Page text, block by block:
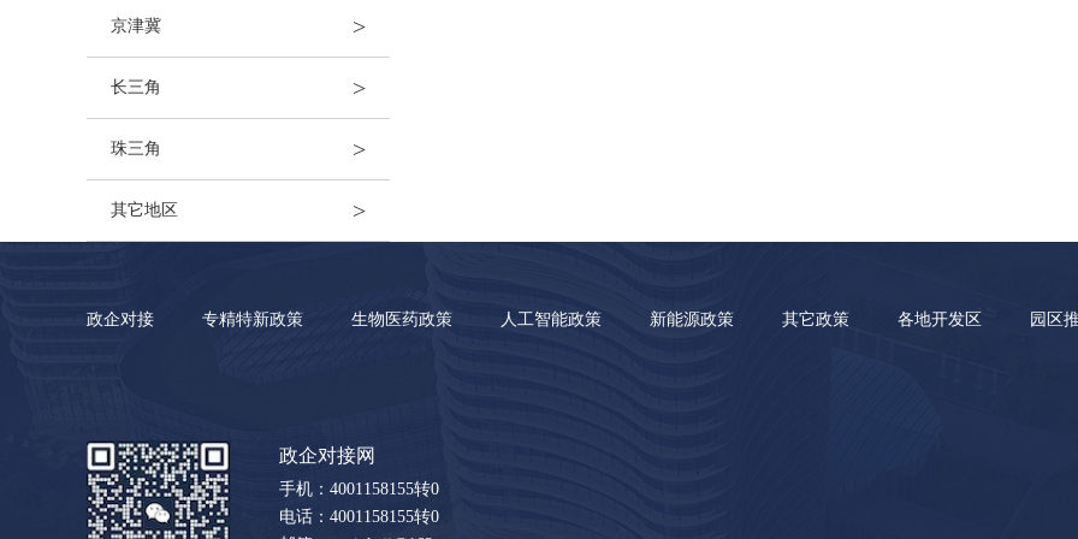
京津冀 >
长三角 >
珠三角 >
其它地区 >
政企对接 专精特新政策 生物医药政策 人工智能政策 新能源政策 其它政策 各地开发区 园区
政企对接网
手机：4001158155转0
电话：4001158155转0